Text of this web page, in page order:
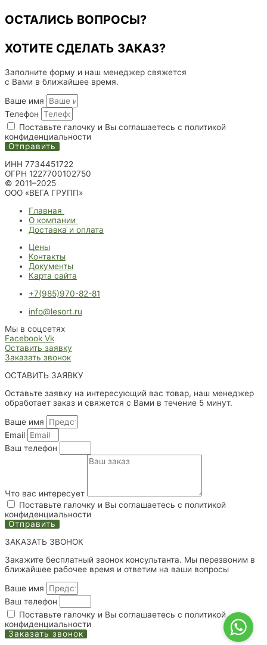
ОСТАЛИСЬ ВОПРОСЫ?
ХОТИТЕ СДЕЛАТЬ ЗАКАЗ?
Заполните форму и наш менеджер свяжется
с Вами в ближайшее время.
Ваше имя
Телефон
Поставьте галочку и Вы соглашаетесь с политикой
конфиденциальности
Отправить
ИНН 7734451722
ОГРН 1227700102750
© 2011–2025
ООО «ВЕГА ГРУПП»
Главная
О компании
Доставка и оплата
Цены
Контакты
Документы
Карта сайта
+7(985)970-82-81
info@lesort.ru
Мы в соцсетях
Facebook Vk
Оставить заявку
Заказать звонок
ОСТАВИТЬ ЗАЯВКУ
Оставьте заявку на интересующий вас товар, наш менеджер
обработает заказ и свяжется с Вами в течение 5 минут.
Ваше имя
Email
Ваш телефон
Что вас интересует
Поставьте галочку и Вы соглашаетесь с политикой
конфиденциальности
Отправить
ЗАКАЗАТЬ ЗВОНОК
Закажите бесплатный звонок консультанта. Мы перезвоним в
ближайшее рабочее время и ответим на ваши вопросы
Ваше имя
Ваш телефон
Поставьте галочку и Вы соглашаетесь с политикой
конфиденциальности
Заказать звонок